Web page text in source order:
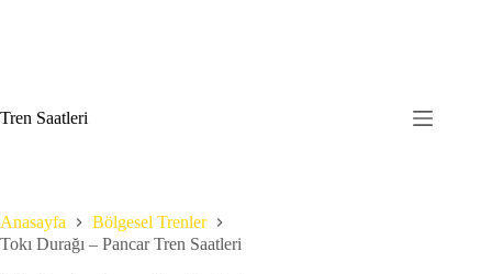
to
content
Tren Saatleri
Anasayfa
Bölgesel Trenler
Tokı Durağı – Pancar Tren Saatleri